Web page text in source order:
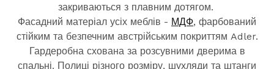
закриваються з плавним дотягом.
Фасадний матеріал усіх меблів - МДФ, фарбований
стійким та безпечним австрійським покриттям Adler.
Гардеробна схована за розсувними дверима в
спальні. Полиці різного розміру, шухляди та штанги